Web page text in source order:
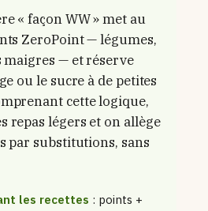
« façon WW » met au
ZeroPoint — légumes,
— et réserve
ou le sucre à de petites
cette logique,
repas légers et on allège
par substitutions, sans
les recettes : points +